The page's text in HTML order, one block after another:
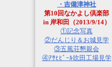
・吉備津神社
第10回なかよし倶楽部
in 岸和田（2013/9/14）
①記念写真
②だんじり＆お城見学
③五風荘懇親会
④ｱｻﾋﾋﾞｰﾙ吹田工場見学